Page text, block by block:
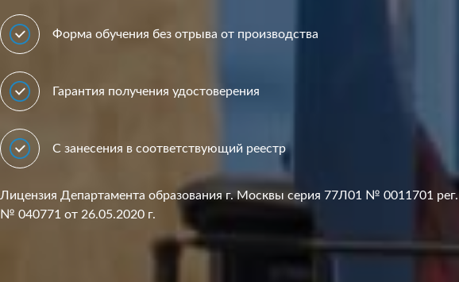
Форма обучения без отрыва от производства
Гарантия получения удостоверения
С занесения в соответствующий реестр
Лицензия Департамента образования г. Москвы серия 77Л01 № 0011701 рег.
№ 040771 от 26.05.2020 г.